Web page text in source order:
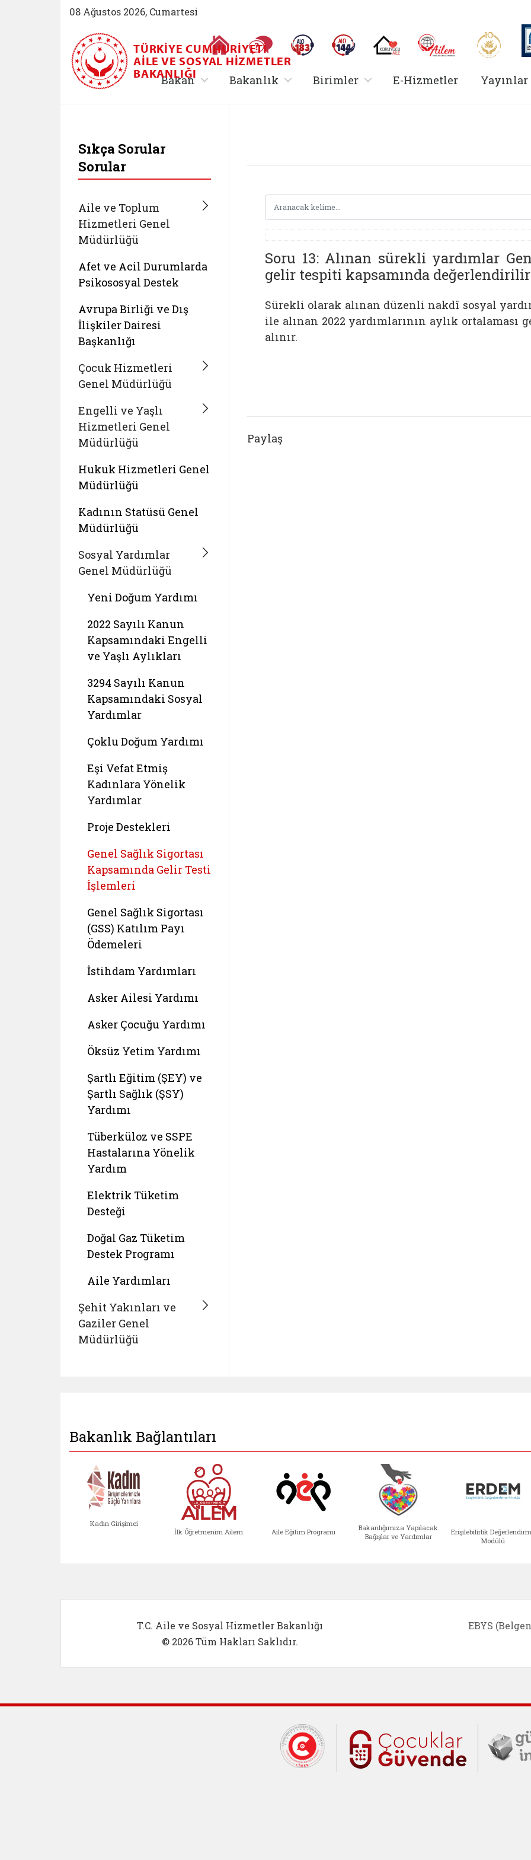
08 Ağustos 2026, Cumartesi
Ana Sayfa Sıkça Sorulan SorularAlo 183 (yeni sekmede açılır)Alo 144 (yeni sekmede açılır)Koruyucu Aile (yeni sekmede açılır)
AİLEM İletişim Aile ve
TÜRKIYE CUMHURIYETI
AILE VE SOSYAL HIZMETLER
BAKANLIĞI
Bakan, alt menü içerir
Bakanlık , alt menü içerir
Birimler, alt menü içerir
E-Hizmetler Yayınlar
Sıkça Sorular
Sorular
Aile ve Toplum
Hizmetleri Genel
Müdürlüğü
Afet ve Acil Durumlarda
Psikososyal Destek
Avrupa Birliği ve Dış
İlişkiler Dairesi
Başkanlığı
Çocuk Hizmetleri
Genel Müdürlüğü
Engelli ve Yaşlı
Hizmetleri Genel
Müdürlüğü
Hukuk Hizmetleri Genel
Müdürlüğü
Kadının Statüsü Genel
Müdürlüğü
Sosyal Yardımlar
Genel Müdürlüğü
Yeni Doğum Yardımı
2022 Sayılı Kanun
Kapsamındaki Engelli
ve Yaşlı Aylıkları
3294 Sayılı Kanun
Kapsamındaki Sosyal
Yardımlar
Çoklu Doğum Yardımı
Eşi Vefat Etmiş
Kadınlara Yönelik
Yardımlar
Proje Destekleri
Genel Sağlık Sigortası
Kapsamında Gelir Testi
İşlemleri
Genel Sağlık Sigortası
(GSS) Katılım Payı
Ödemeleri
İstihdam Yardımları
Asker Ailesi Yardımı
Asker Çocuğu Yardımı
Öksüz Yetim Yardımı
Şartlı Eğitim (ŞEY) ve
Şartlı Sağlık (ŞSY)
Yardımı
Tüberküloz ve SSPE
Hastalarına Yönelik
Yardım
Elektrik Tüketim
Desteği
Doğal Gaz Tüketim
Destek Programı
Aile Yardımları
Şehit Yakınları ve
Gaziler Genel
Müdürlüğü
Soru 13: Alınan sürekli yardımlar
gelir tespiti kapsamında
Sürekli olarak alınan düzenli nakdî sosyal
ile alınan 2022 yardımlarının aylık
alınır.
Paylaş
Bakanlık Bağlantıları
Kadın Girişimci
İlk Öğretmenim Ailem Aile Eğitim Programı
Bakanlığımıza Yapılacak
Bağışlar ve Yardımlar
Erişilebilirlik
Modülü
T.C. Aile ve Sosyal Hizmetler Bakanlığı
© 2026 Tüm Hakları Saklıdır.
EBYS
Cumhurbaşkanlığı İletişim Merkezi
Çocuklar